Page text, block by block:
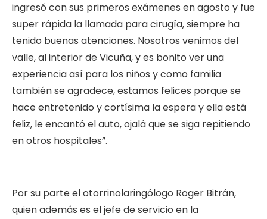
ingresó con sus primeros exámenes en agosto y fue
super rápida la llamada para cirugía, siempre ha
tenido buenas atenciones. Nosotros venimos del
valle, al interior de Vicuña, y es bonito ver una
experiencia así para los niños y como familia
también se agradece, estamos felices porque se
hace entretenido y cortísima la espera y ella está
feliz, le encantó el auto, ojalá que se siga repitiendo
en otros hospitales”.
Por su parte el otorrinolaringólogo Roger Bitrán,
quien además es el jefe de servicio en la